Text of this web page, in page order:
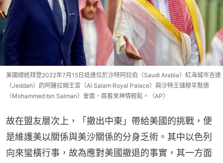
美國總統拜登2022年7月15日抵達位於沙特阿拉伯（Saudi Arabia）紅海城市吉達
（Jeddah）的阿薩拉姆王宮（Al Salam Royal Palace）與沙特王儲穆罕默德
（Mohammed bin Salman）會面，兩看來神情輕鬆。（AP）
故在盟友層次上，「撤出中東」帶給美國的挑戰，便
是維護美以關係與美沙關係的分身乏術。其中以色列
向來蠻橫行事，故為應對美國撤退的事實，其一方面